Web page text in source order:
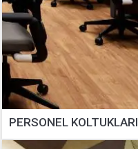
PERSONEL KOLTUKLARI